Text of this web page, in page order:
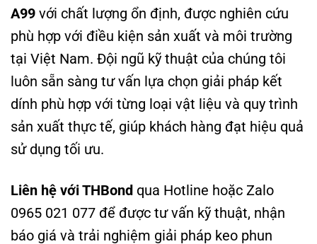
A99 với chất lượng ổn định, được nghiên cứu
phù hợp với điều kiện sản xuất và môi trường
tại Việt Nam. Đội ngũ kỹ thuật của chúng tôi
luôn sẵn sàng tư vấn lựa chọn giải pháp kết
dính phù hợp với từng loại vật liệu và quy trình
sản xuất thực tế, giúp khách hàng đạt hiệu quả
sử dụng tối ưu.
Liên hệ với THBond qua Hotline hoặc Zalo
0965 021 077 để được tư vấn kỹ thuật, nhận
báo giá và trải nghiệm giải pháp keo phun